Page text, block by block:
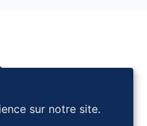
sur notre site.